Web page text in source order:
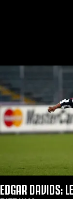
EDGAR DAVIDS: